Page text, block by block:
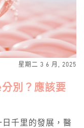
星期二 3 6 月, 2025
別？應該要
日千里的發展，醫